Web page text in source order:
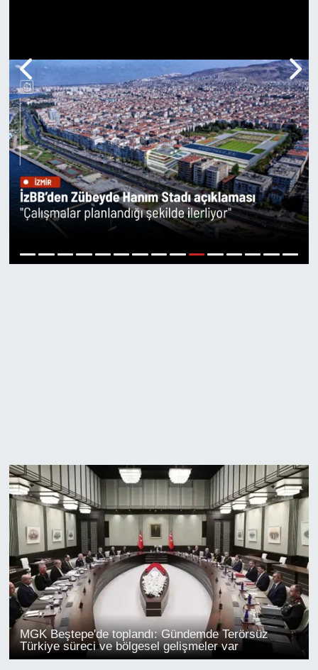
1 2 3 4 5 6 7 8 9 10 11 12 13 14 15
MGK Beştepe'de toplandı: Gündemde Terörsüz
Türkiye süreci ve bölgesel gelişmeler var